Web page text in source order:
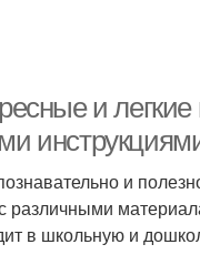
и легкие
и
в школьную и